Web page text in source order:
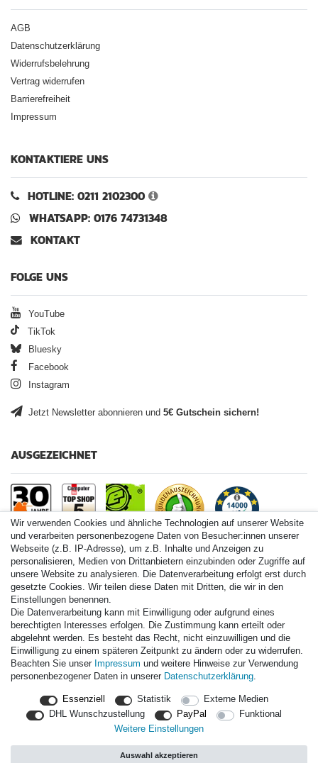
AGB
Datenschutzerklärung
Widerrufsbelehrung
Vertrag widerrufen
Barrierefreiheit
Impressum
KONTAKTIERE UNS
HOTLINE: 0211 2102300
WHATSAPP: 0176 74731348
KONTAKT
FOLGE UNS
YouTube
TikTok
Bluesky
Facebook
Instagram
Jetzt Newsletter abonnieren und 5€ Gutschein sichern!
AUSGEZEICHNET
Paintball.de World
Paintball Shop International
Spares Shop North America
* Alle Preise inkl. ges. MwSt. zzgl. Versandkosten
Zahlungsarten
Versand
Durchschnittliche Bewertung von paintball.debei Trustami:
14.000
Bewertungen
Bewertungsgrundlage des Anbieters: 3 Verkaufs- und 3
Bewertungsplattformen
22 Jahre Erfahrung
Wir verwenden Cookies und ähnliche Technologien auf unserer Website
und verarbeiten personenbezogene Daten von Besucher:innen unserer
Webseite (z.B. IP-Adresse), um z.B. Inhalte und Anzeigen zu
personalisieren, Medien von Drittanbietern einzubinden oder Zugriffe auf
unsere Website zu analysieren. Die Datenverarbeitung erfolgt erst durch
gesetzte Cookies. Wir teilen diese Daten mit Dritten, die wir in den
Einstellungen benennen.
Die Datenverarbeitung kann mit Einwilligung oder aufgrund eines
berechtigten Interesses erfolgen. Die Zustimmung kann erteilt oder
abgelehnt werden. Es besteht das Recht, nicht einzuwilligen und die
Einwilligung zu einem späteren Zeitpunkt zu ändern oder zu widerrufen.
Beachten Sie unser Impressum und weitere Hinweise zur Verwendung
personenbezogener Daten in unserer Daten­schutz­erklärung.
Essenziell Statistik
Externe Medien
DHL Wunschzustellung
PayPal
Funktional
Weitere Einstellungen
Auswahl akzeptieren